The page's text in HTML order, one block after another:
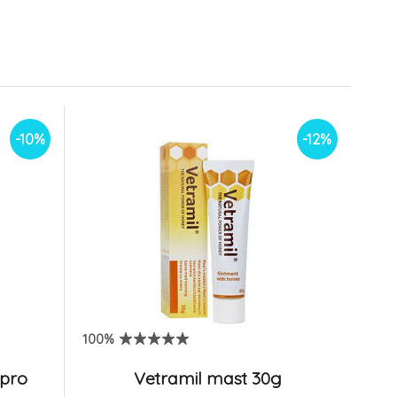
-10% -12%
100%
Vetramil mast 30g